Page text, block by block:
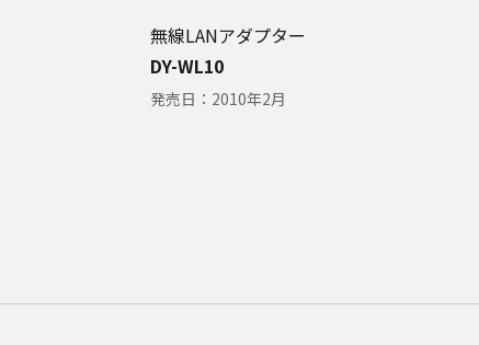
無線LANアダプター
DY-WL10
発売日： 2010年2月